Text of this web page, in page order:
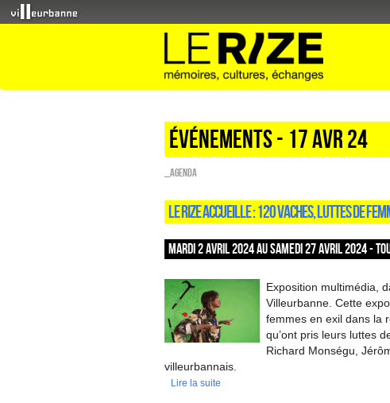
Événements - 17 Avr 24
_Agenda
LE RIZE ACCUEILLE : 120 VACHES, LUTTES DE
MARDI 2 AVRIL 2024 AU SAMEDI 27 AVRIL 2024 -
Exposition multimédia,
Villeurbanne. Cette
femmes en exil dans la
qu’ont pris leurs luttes
Richard Monségu,
villeurbannais.
Lire la suite